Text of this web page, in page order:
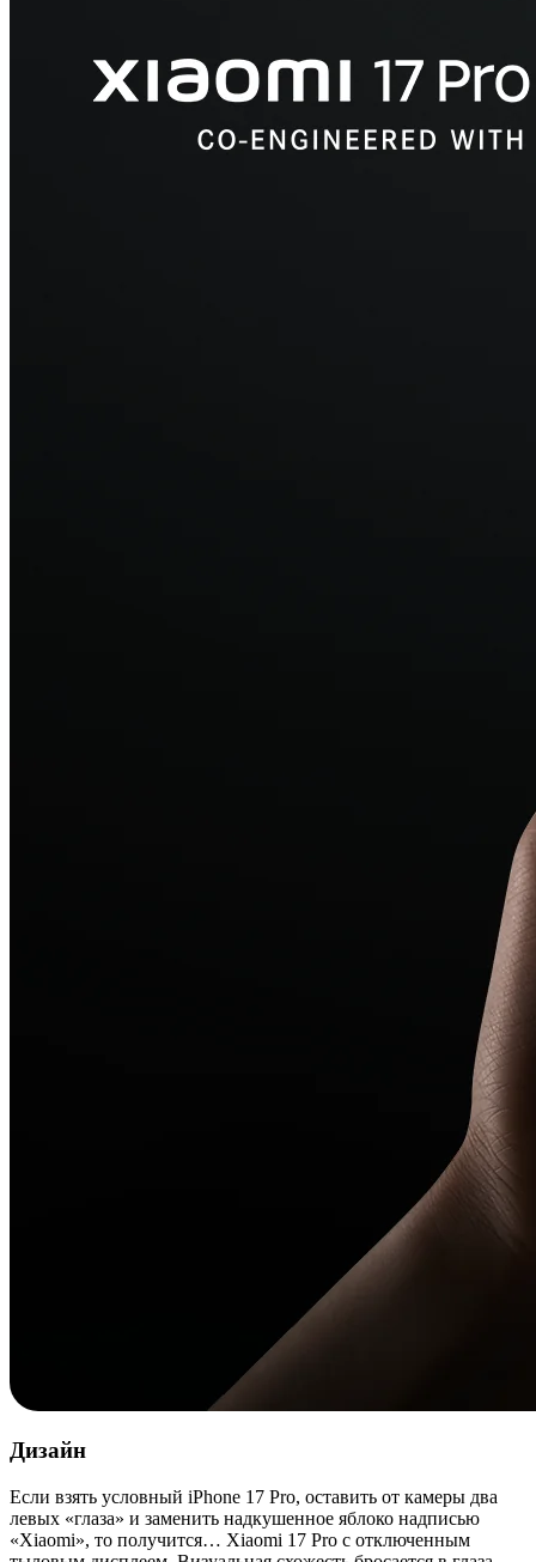
Дизайн
Если взять условный iPhone 17 Pro, оставить от камеры два
левых «глаза» и заменить надкушенное яблоко надписью
«Xiaomi», то получится… Xiaomi 17 Pro с отключенным